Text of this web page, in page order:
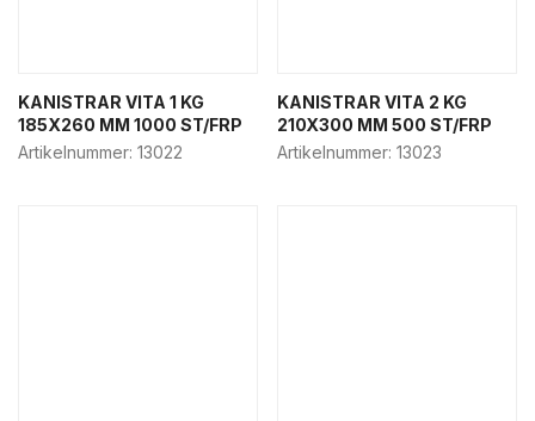
Sea food packaging
KANISTRAR VITA 1 KG
185X260 MM 1000 ST/FRP
Artikelnummer: 13022
KANISTRAR VITA 2 KG
210X300 MM 500 ST/FRP
Artikelnummer: 13023